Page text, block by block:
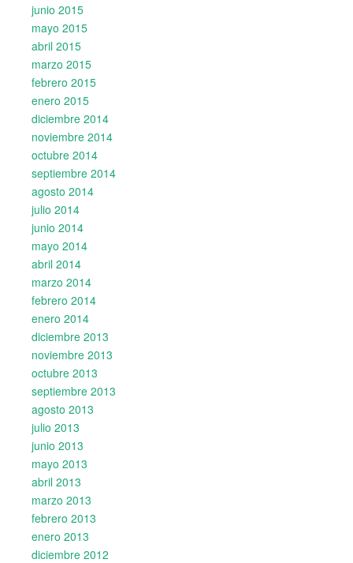
junio 2015
mayo 2015
abril 2015
marzo 2015
febrero 2015
enero 2015
diciembre 2014
noviembre 2014
octubre 2014
septiembre 2014
agosto 2014
julio 2014
junio 2014
mayo 2014
abril 2014
marzo 2014
febrero 2014
enero 2014
diciembre 2013
noviembre 2013
octubre 2013
septiembre 2013
agosto 2013
julio 2013
junio 2013
mayo 2013
abril 2013
marzo 2013
febrero 2013
enero 2013
diciembre 2012